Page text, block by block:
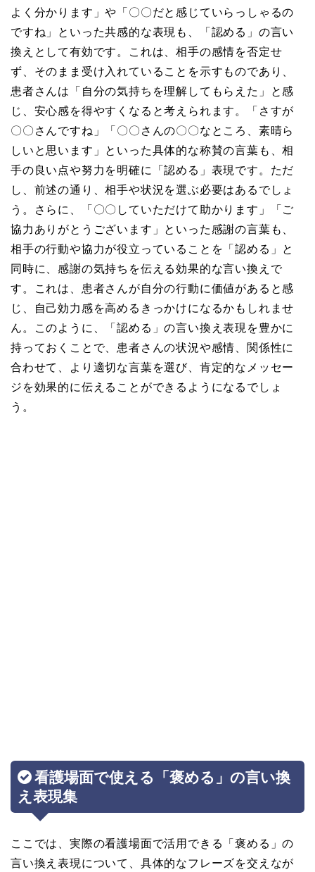
よく分かります」や「〇〇だと感じていらっしゃるの
ですね」といった共感的な表現も、「認める」の言い
換えとして有効です。これは、相手の感情を否定せ
ず、そのまま受け入れていることを示すものであり、
患者さんは「自分の気持ちを理解してもらえた」と感
じ、安心感を得やすくなると考えられます。「さすが
〇〇さんですね」「〇〇さんの〇〇なところ、素晴ら
しいと思います」といった具体的な称賛の言葉も、相
手の良い点や努力を明確に「認める」表現です。ただ
し、前述の通り、相手や状況を選ぶ必要はあるでしょ
う。さらに、「〇〇していただけて助かります」「ご
協力ありがとうございます」といった感謝の言葉も、
相手の行動や協力が役立っていることを「認める」と
同時に、感謝の気持ちを伝える効果的な言い換えで
す。これは、患者さんが自分の行動に価値があると感
じ、自己効力感を高めるきっかけになるかもしれませ
ん。このように、「認める」の言い換え表現を豊かに
持っておくことで、患者さんの状況や感情、関係性に
合わせて、より適切な言葉を選び、肯定的なメッセー
ジを効果的に伝えることができるようになるでしょ
う。
看護場面で使える「褒める」の言い換
え表現集
ここでは、実際の看護場面で活用できる「褒める」の
言い換え表現について、具体的なフレーズを交えなが